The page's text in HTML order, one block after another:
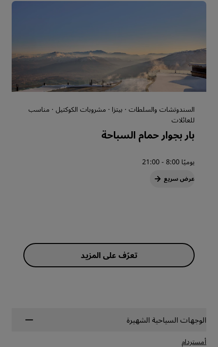
السندوتشات والسلطات · بيتزا · مشروبات الكوكتيل · مناسب
للعائلات
بار بجوار حمام السباحة
يوميًا 8:00 - 21:00
عرض سريع
الوجهات السياحية الشهيرة
أمستردام